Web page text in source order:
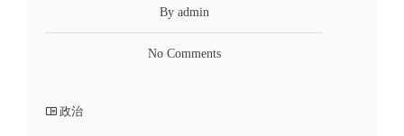
By admin
No Comments
政治